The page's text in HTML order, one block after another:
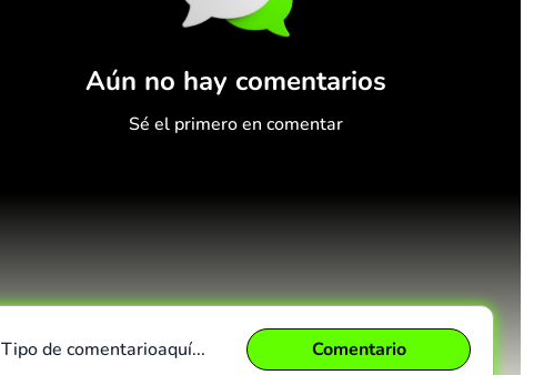
Aún no hay comentarios
Sé el primero en comentar
Tipo de comentarioaquí... Comentario